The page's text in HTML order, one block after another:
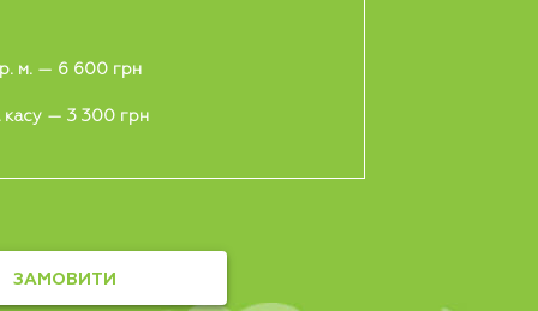
м. — 6 600 грн
касу — 3 300 грн
ЗАМОВИТИ